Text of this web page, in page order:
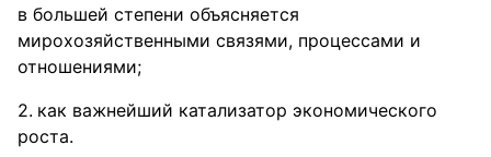
в большей степени объясняется
мирохозяйственными связями, процессами и
отношениями;
как важнейший катализатор экономического
роста.